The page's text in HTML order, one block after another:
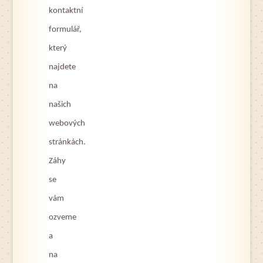
kontaktní
formulář,
který
najdete
na
našich
webových
stránkách.
Záhy
se
vám
ozveme
a
na